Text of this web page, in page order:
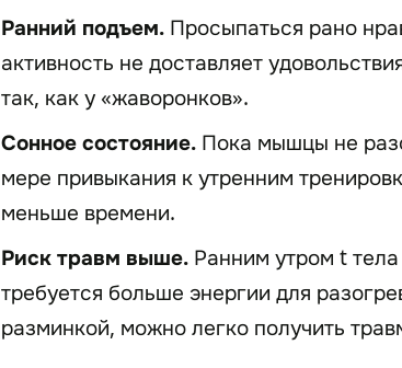
Ранний подъем.Просыпаться рано
активность не доставляет
так, как у «жаворонков».
Сонное состояние.Пока мышцы не
мере привыкания к утренним
меньше времени.
Риск травм выше.Ранним утром t
требуется больше энергии для
разминкой, можно легко получить